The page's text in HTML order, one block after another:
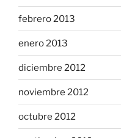
febrero 2013
enero 2013
diciembre 2012
noviembre 2012
octubre 2012